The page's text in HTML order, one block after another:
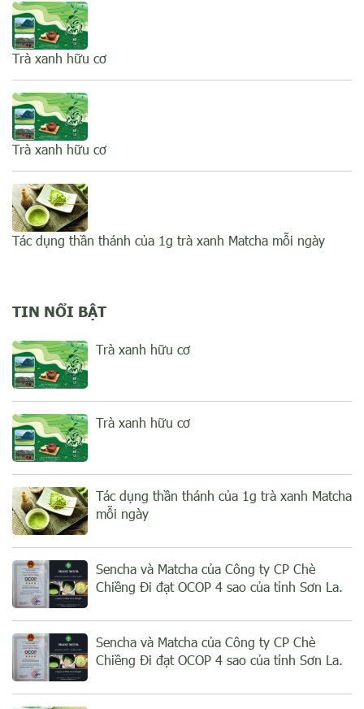
Trà xanh hữu cơ
Trà xanh hữu cơ
Tác dụng thần thánh của 1g trà xanh Matcha mỗi ngày
TIN NỔI BẬT
Trà xanh hữu cơ
Trà xanh hữu cơ
Tác dụng thần thánh của 1g trà xanh Matcha
mỗi ngày
Sencha và Matcha của Công ty CP Chè
Chiềng Đi đạt OCOP 4 sao của tỉnh Sơn La.
Sencha và Matcha của Công ty CP Chè
Chiềng Đi đạt OCOP 4 sao của tỉnh Sơn La.